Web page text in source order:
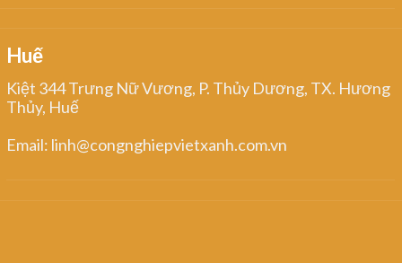
Huế
Kiệt 344 Trưng Nữ Vương, P. Thủy Dương, TX. Hương
Thủy, Huế
Email: linh@congnghiepvietxanh.com.vn